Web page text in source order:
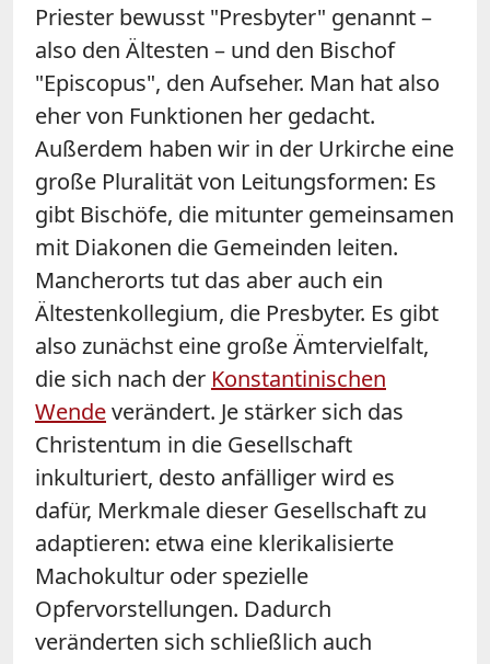
Priester bewusst "Presbyter" genannt –
also den Ältesten – und den Bischof
"Episcopus", den Aufseher. Man hat also
eher von Funktionen her gedacht.
Außerdem haben wir in der Urkirche eine
große Pluralität von Leitungsformen: Es
gibt Bischöfe, die mitunter gemeinsamen
mit Diakonen die Gemeinden leiten.
Mancherorts tut das aber auch ein
Ältestenkollegium, die Presbyter. Es gibt
also zunächst eine große Ämtervielfalt,
die sich nach der Konstantinischen
Wendeverändert. Je stärker sich das
Christentum in die Gesellschaft
inkulturiert, desto anfälliger wird es
dafür, Merkmale dieser Gesellschaft zu
adaptieren: etwa eine klerikalisierte
Machokultur oder spezielle
Opfervorstellungen. Dadurch
veränderten sich schließlich auch